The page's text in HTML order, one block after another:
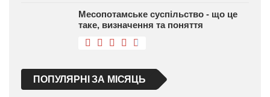
Месопотамське суспільство - що це
таке, визначення та поняття
ПОПУЛЯРНІ ЗА МІСЯЦЬ